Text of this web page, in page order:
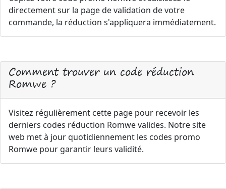
directement sur la page de validation de votre
commande, la réduction s'appliquera immédiatement.
Comment trouver un code réduction
Romwe ?
Visitez régulièrement cette page pour recevoir les
derniers codes réduction Romwe valides. Notre site
web met à jour quotidiennement les codes promo
Romwe pour garantir leurs validité.